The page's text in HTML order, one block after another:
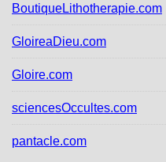
BoutiqueLithotherapie.com
GloireaDieu.com
Gloire.com
sciencesOccultes.com
pantacle.com